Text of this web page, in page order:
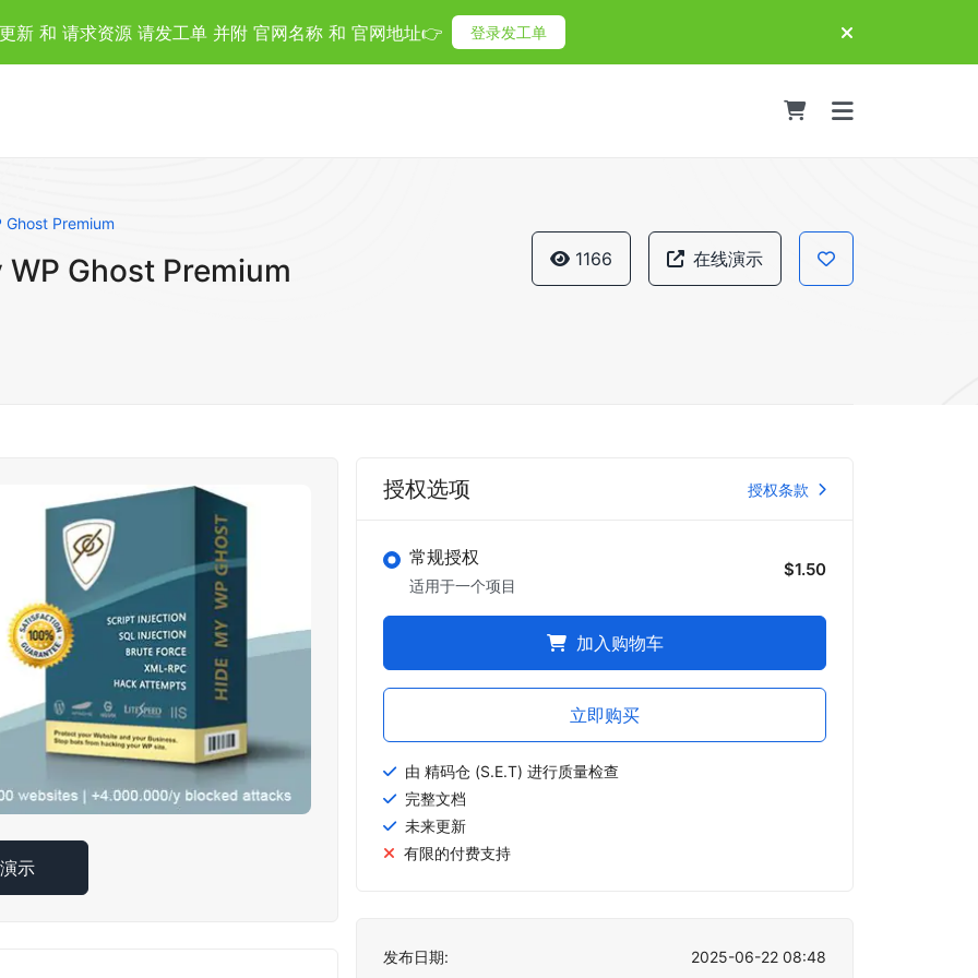
新 和 请求资源 请发工单 并附 官网名称 和 官网地址👉 登录发工单
Ghost Premium
Ghost Premium 1166 在线演示
示
授权选项 授权条款
常规授权
适用于一个项目
$1.50
加入购物车
立即购买
由 精码仓 (S.E.T) 进行质量检查
完整文档
未来更新
有限的付费支持
发布日期: 2025-06-22 08:48